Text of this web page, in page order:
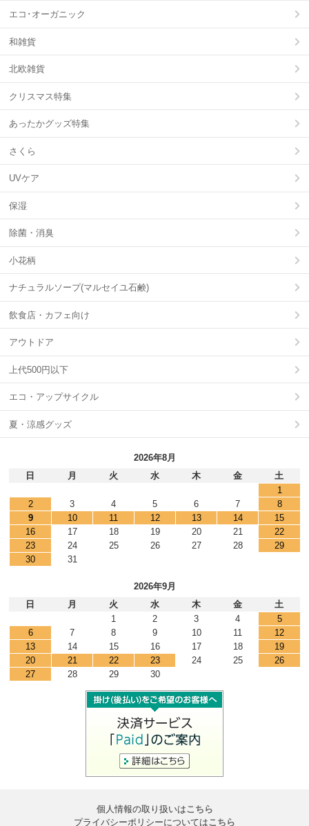
エコ･オーガニック
和雑貨
北欧雑貨
クリスマス特集
あったかグッズ特集
さくら
UVケア
保湿
除菌・消臭
小花柄
ナチュラルソープ(マルセイユ石鹸)
飲食店・カフェ向け
アウトドア
上代500円以下
エコ・アップサイクル
夏・涼感グッズ
2026年8月
日
月 火 水 木 金
土
1
2
3 4 5 6 7
8
9
10 11 12 13 14
15
16
17 18 19 20 21
22
23
24 25 26 27 28
29
30
31
2026年9月
日
月 火 水 木 金
土
1
2 3 4
5
6
7 8 9 10 11
12
13
14 15 16 17 18
19
20
21 22 23 24 25
26
27
28 29 30
個人情報の取り扱いはこちら
プライバシーポリシーについてはこちら